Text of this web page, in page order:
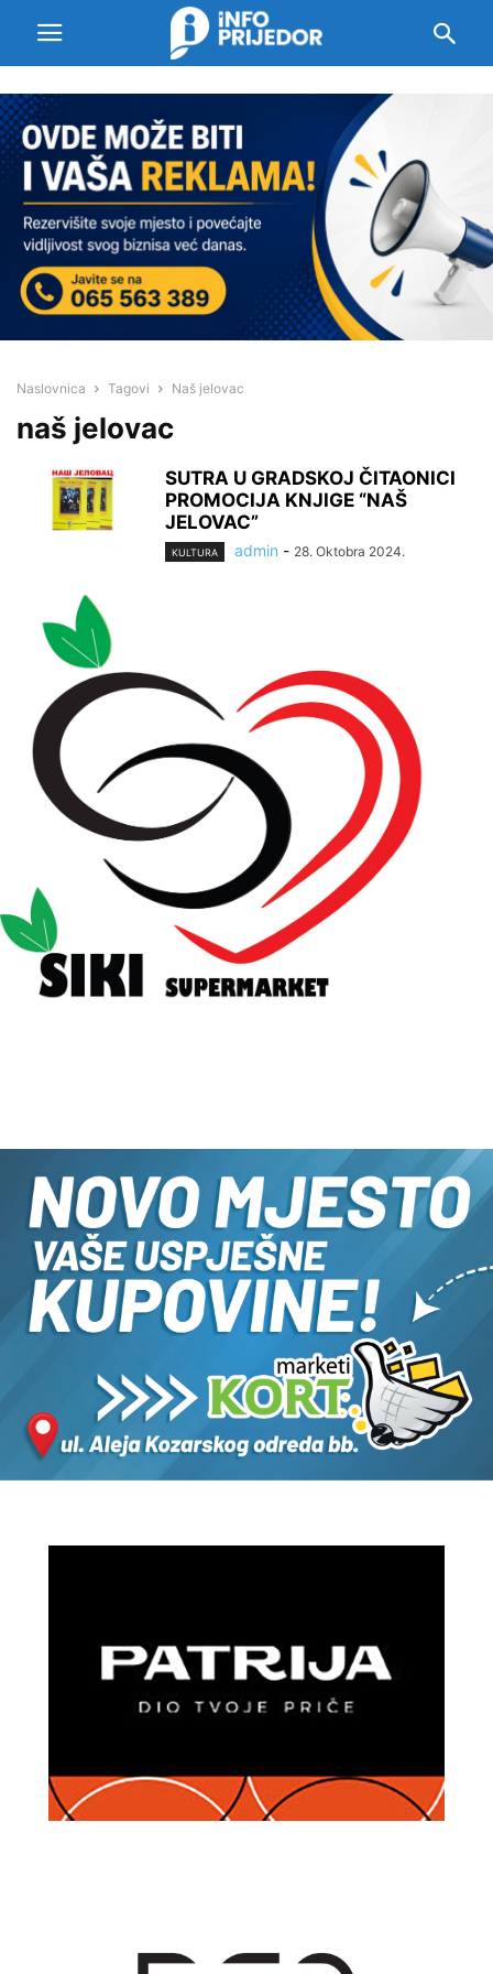
Naslovnica Tagovi Naš jelovac
naš jelovac
SUTRA U GRADSKOJ ČITAONICI
PROMOCIJA KNJIGE “NAŠ
JELOVAC”
KULTURA admin - 28. Oktobra 2024.